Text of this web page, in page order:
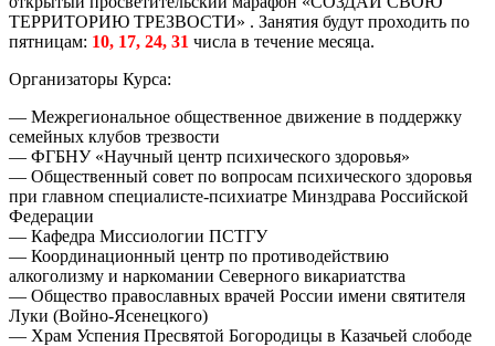
ТЕРРИТОРИЮ ТРЕЗВОСТИ» . Занятия будут проходить по
пятницам: 10, 17, 24, 31 числа в течение месяца.
Организаторы Курса:
— Межрегиональное общественное движение в поддержку
семейных клубов трезвости
— ФГБНУ «Научный центр психического здоровья»
— Общественный совет по вопросам психического здоровья
при главном специалисте-психиатре Минздрава Российской
Федерации
— Кафедра Миссиологии ПСТГУ
— Координационный центр по противодействию
алкоголизму и наркомании Северного викариатства
— Общество православных врачей России имени святителя
Луки (Войно-Ясенецкого)
— Храм Успения Пресвятой Богородицы в Казачьей слободе